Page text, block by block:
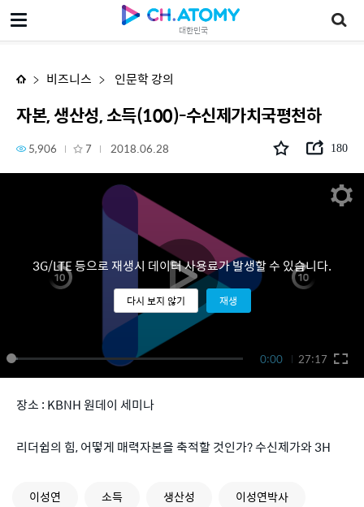
대한민국
자본, 생산성, 소득(100)-수신제가치국평천하
비즈니스 인문학 강의
자본, 생산성, 소득(100)-수신제가치국평천하
5,906 7 2018.06.28 180
0:00 27:17
3G/LTE 등으로 재생시 데이터 사용료가 발생할 수 있습니다.
다시 보지 않기 재생
장소 : KBNH 원데이 세미나
리더쉽의 힘, 어떻게 매력자본을 축적할 것인가? 수신제가와 3H
이성연 소득 생산성
이성연박사